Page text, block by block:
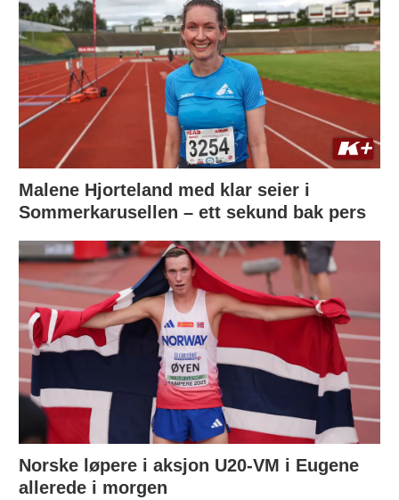
Malene Hjorteland med klar seier i
Sommerkarusellen – ett sekund bak pers
Norske løpere i aksjon U20-VM i Eugene
allerede i morgen